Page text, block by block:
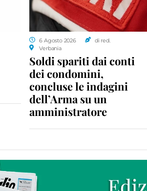
6 Agosto 2026
di red.
Verbania
Soldi spariti dai conti
dei condomini,
concluse le indagini
dell’Arma su un
amministratore